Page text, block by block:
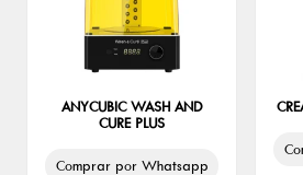
ANYCUBIC WASH AND
CURE PLUS
Comprar por Whatsapp